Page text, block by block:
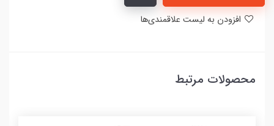
محصولات مرتبط